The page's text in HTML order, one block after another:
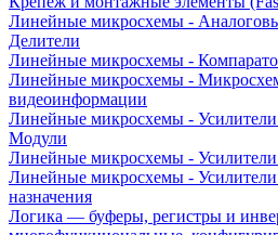
Линейные микросхемы -
Делители
Линейные микросхемы -
Линейные микросхемы -
видеоинформации
Линейные микросхемы -
Модули
Линейные микросхемы - Усилители
Линейные микросхемы -
назначения
Логика — буферы, регистры и